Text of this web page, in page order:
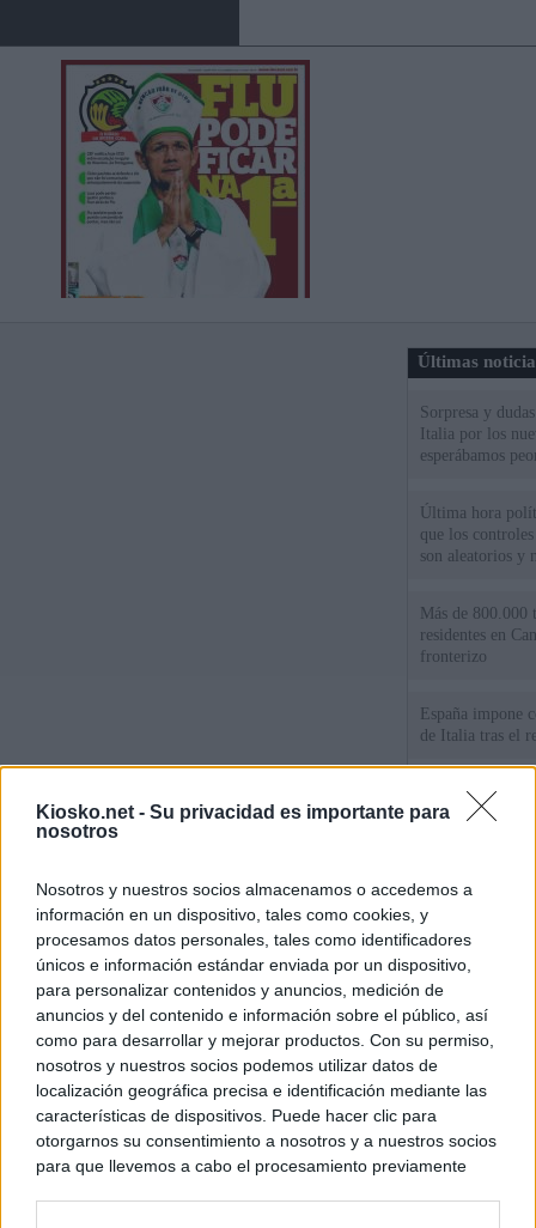
Kiosko.net - Su privacidad es importante para
nosotros
Nosotros y nuestros socios almacenamos o accedemos a
información en un dispositivo, tales como cookies, y
procesamos datos personales, tales como identificadores
únicos e información estándar enviada por un dispositivo,
para personalizar contenidos y anuncios, medición de
anuncios y del contenido e información sobre el público, así
como para desarrollar y mejorar productos. Con su permiso,
nosotros y nuestros socios podemos utilizar datos de
localización geográfica precisa e identificación mediante las
características de dispositivos. Puede hacer clic para
otorgarnos su consentimiento a nosotros y a nuestros socios
para que llevemos a cabo el procesamiento previamente
Últimas
Sorpresa y
Italia por los
esperábamos
Última hora
que los
son aleatorios y
Más de 800.000
residentes en
fronterizo
España impone
de Italia tras el
Qué hay detrás
España por la
personas se
algo"
© Kiosko.net Aviso Legal Privacidad y Cookies